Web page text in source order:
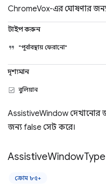
ChromeVox-এর ঘোষণার জন্য
টাইপ করুন
"পূর্বাবস্থায় ফেরানো"
দৃশ্যমান
বুলিয়ান
AssistiveWindow
জন্য false সেট করে।
AssistiveWindowType
ক্রোম ৮৫+